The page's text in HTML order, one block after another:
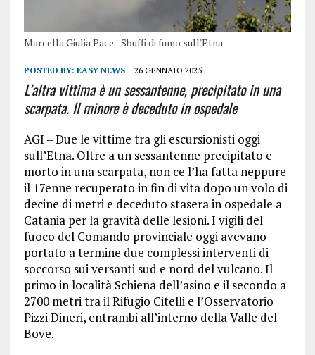
Marcella Giulia Pace - Sbuffi di fumo sull'Etna
POSTED BY: EASY NEWS 26 GENNAIO 2025
L’altra vittima è un sessantenne, precipitato in una
scarpata. Il minore è deceduto in ospedale
AGI – Due le vittime tra gli escursionisti oggi
sull’Etna. Oltre a un sessantenne precipitato e
morto in una scarpata, non ce l’ha fatta neppure
il 17enne recuperato in fin di vita dopo un volo di
decine di metri e deceduto stasera in ospedale a
Catania per la gravità delle lesioni. I vigili del
fuoco del Comando provinciale oggi avevano
portato a termine due complessi interventi di
soccorso sui versanti sud e nord del vulcano. Il
primo in località Schiena dell’asino e il secondo a
2700 metri tra il Rifugio Citelli e l’Osservatorio
Pizzi Dineri, entrambi all’interno della Valle del
Bove.